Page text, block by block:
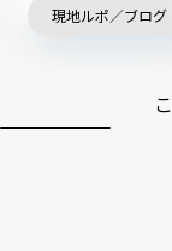
現地ルポ／ブログ